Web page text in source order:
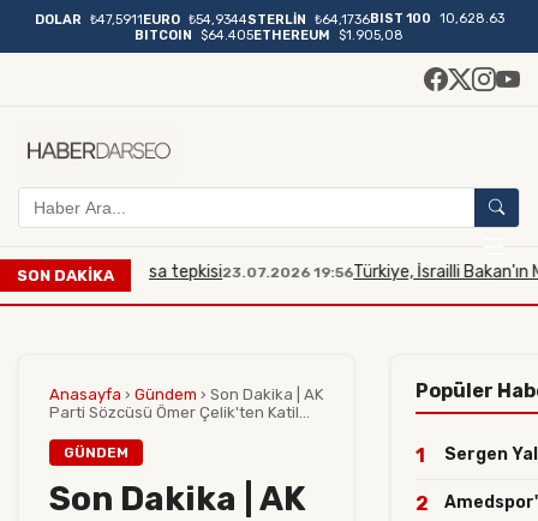
DOLAR ₺47,5911EURO ₺54,9344STERLİN ₺64,1736BIST 100
10,628.63
BITCOIN
$64.405ETHEREUM $1.905,08
SON DAKİKA
Mescidi Aksa tepkisi23.07.2026 19:56Türkiye, İsrailli Bakan'ın Mescid-
Anasayfa › Gündem › Son Dakika | AK
Parti Sözcüsü Ömer Çelik'ten Katil...
GÜNDEM
Son Dakika | AK
Popüler
1 Sergen
2